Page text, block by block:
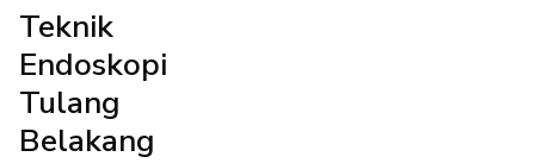
Teknik
Endoskopi
Tulang
Belakang